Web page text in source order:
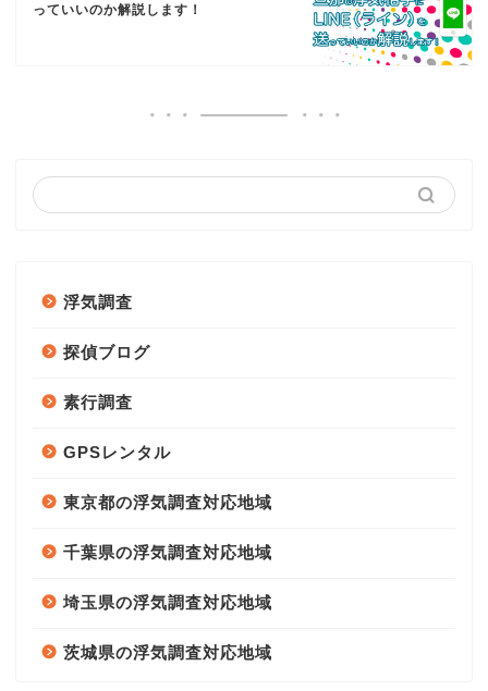
っていいのか解説します！
浮気調査
探偵ブログ
素行調査
GPSレンタル
東京都の浮気調査対応地域
千葉県の浮気調査対応地域
埼玉県の浮気調査対応地域
茨城県の浮気調査対応地域